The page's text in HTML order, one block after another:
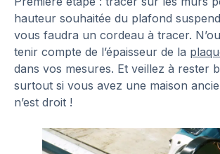
hauteur souhaitée du plafond
vous faudra un cordeau à tracer.
tenir compte de l’épaisseur de la
dans vos mesures. Et veillez à rester
surtout si vous avez une maison
n’est droit !